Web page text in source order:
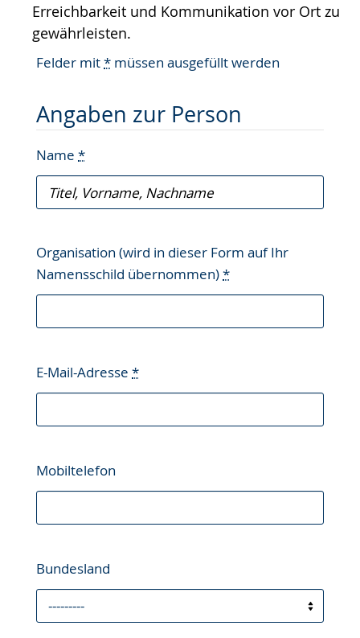
Erreichbarkeit und Kommunikation vor Ort zu
gewährleisten.
Felder mit* müssen ausgefüllt werden
Angaben zur Person
Name *
Organisation (wird in dieser Form auf Ihr
Namensschild übernommen)*
E-Mail-Adresse *
Mobiltelefon
Bundesland